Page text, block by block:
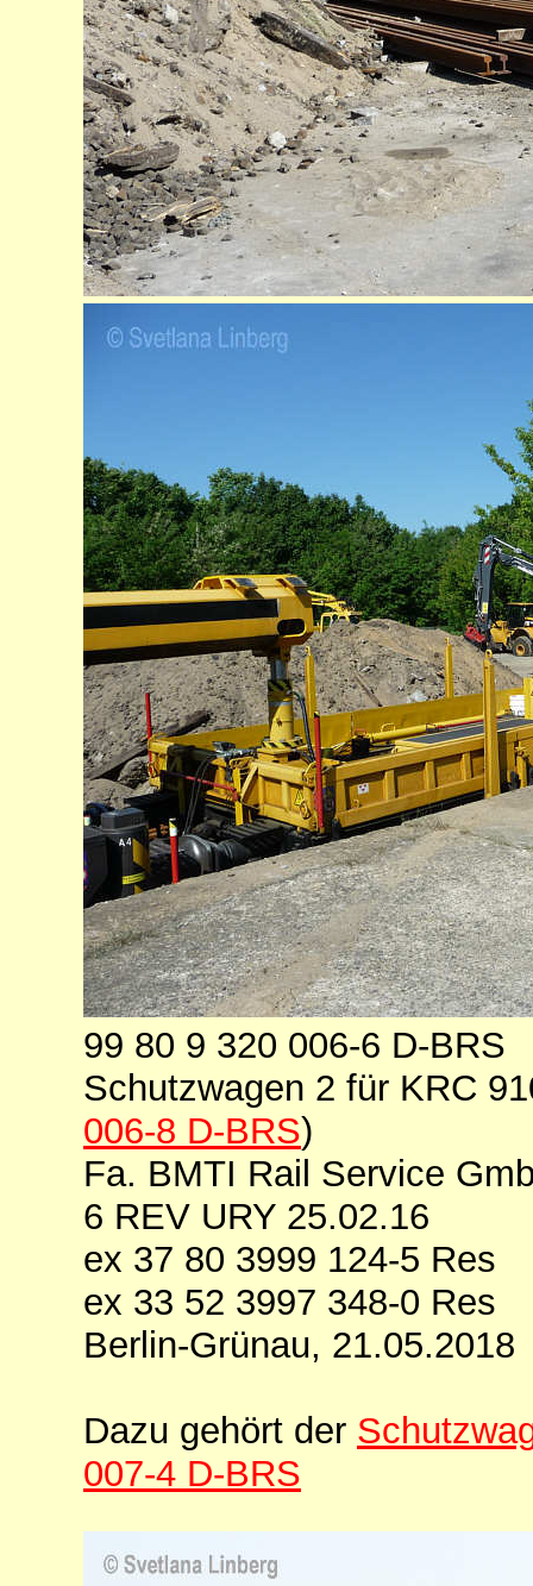
99 80 9 320 006-6 D-BRS
Schutzwagen 2 für KRC
006-8 D-BRS)
Fa. BMTI Rail Service
6 REV URY 25.02.16
ex 37 80 3999 124-5 Res
ex 33 52 3997 348-0 Res
Berlin-Grünau, 21.05.2018
Dazu gehört der
007-4 D-BRS